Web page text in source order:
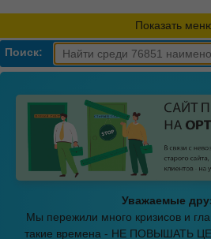
Показать
Поиск:
Уважаемые
Мы пережили много кризисов и
такие времена - НЕ ПОВЫШАТЬ